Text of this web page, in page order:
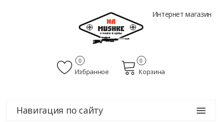
Интернет магазин
Избранное
0
Корзина
0
Навигация по сайту